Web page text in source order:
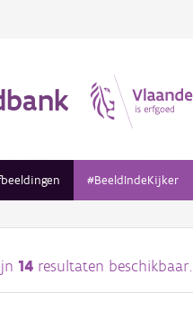
#BeeldIndeKijker
14 resultaten beschikbaar.